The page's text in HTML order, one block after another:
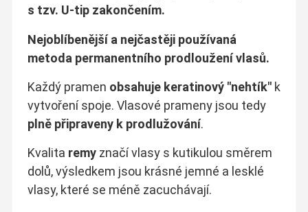
s tzv. U-tip zakončením.
Nejoblíbenější a nejčastěji používaná
metoda permanentního prodloužení vlasů.
Každý pramen obsahuje keratinový "nehtík"k
vytvoření spoje. Vlasové prameny jsou tedy
plně připraveny k prodlužování.
Kvalita remyznačí vlasy s kutikulou směrem
dolů, výsledkem jsou krásné jemné a lesklé
vlasy, které se méně zacuchávají.